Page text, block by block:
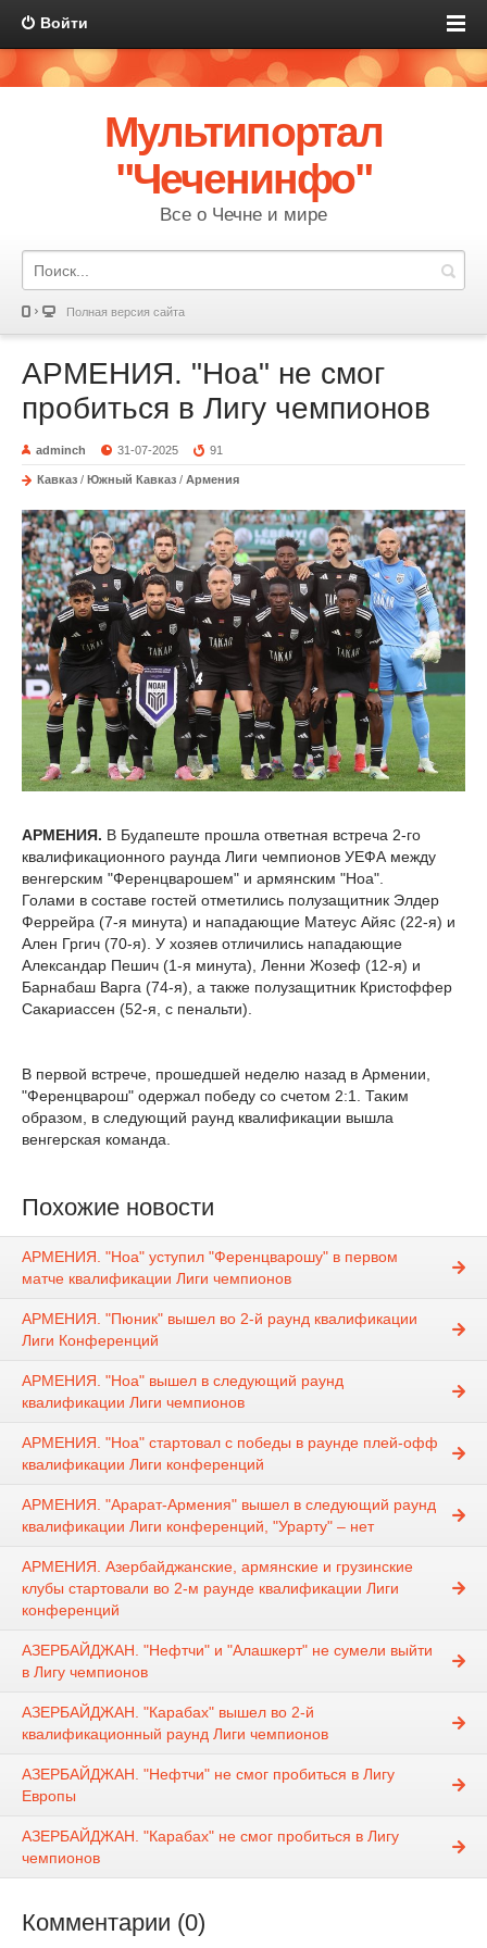
Войти
Мультипортал
"Чеченинфо"
Все о Чечне и мире
Полная версия сайта
АРМЕНИЯ. "Ноа" не смог
пробиться в Лигу чемпионов
adminch 31-07-2025 91
Кавказ / Южный Кавказ / Армения
АРМЕНИЯ. В Будапеште прошла ответная встреча 2-го
квалификационного раунда Лиги чемпионов УЕФА между
венгерским "Ференцварошем" и армянским "Ноа".
Голами в составе гостей отметились полузащитник Элдер
Феррейра (7-я минута) и нападающие Матеус Айяс (22-я) и
Ален Гргич (70-я). У хозяев отличились нападающие
Александар Пешич (1-я минута), Ленни Жозеф (12-я) и
Барнабаш Варга (74-я), а также полузащитник Кристоффер
Сакариассен (52-я, с пенальти).
В первой встрече, прошедшей неделю назад в Армении,
"Ференцварош" одержал победу со счетом 2:1. Таким
образом, в следующий раунд квалификации вышла
венгерская команда.
Похожие новости
АРМЕНИЯ. "Ноа" уступил "Ференцварошу" в первом
матче квалификации Лиги чемпионов
АРМЕНИЯ. "Пюник" вышел во 2-й раунд квалификации
Лиги Конференций
АРМЕНИЯ. "Ноа" вышел в следующий раунд
квалификации Лиги чемпионов
АРМЕНИЯ. "Ноа" стартовал с победы в раунде плей-офф
квалификации Лиги конференций
АРМЕНИЯ. "Арарат-Армения" вышел в следующий раунд
квалификации Лиги конференций, "Урарту" – нет
АРМЕНИЯ. Азербайджанские, армянские и грузинские
клубы стартовали во 2-м раунде квалификации Лиги
конференций
АЗЕРБАЙДЖАН. "Нефтчи" и "Алашкерт" не сумели выйти
в Лигу чемпионов
АЗЕРБАЙДЖАН. "Карабах" вышел во 2-й
квалификационный раунд Лиги чемпионов
АЗЕРБАЙДЖАН. "Нефтчи" не смог пробиться в Лигу
Европы
АЗЕРБАЙДЖАН. "Карабах" не смог пробиться в Лигу
чемпионов
Комментарии (0)